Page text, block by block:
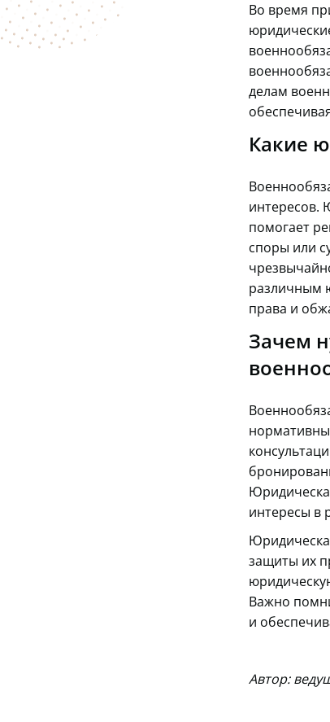
Во время
делам
Какие
интересов.
помогает
споры или
различным
права и
Зачем
интересы в
защиты их
Важно
и
Автор: